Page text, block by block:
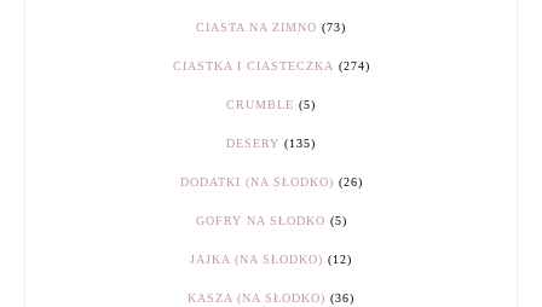
CIASTA NA ZIMNO (73)
CIASTKA I CIASTECZKA (274)
CRUMBLE (5)
DESERY (135)
DODATKI (NA SŁODKO) (26)
GOFRY NA SŁODKO (5)
JAJKA (NA SŁODKO) (12)
KASZA (NA SŁODKO) (36)